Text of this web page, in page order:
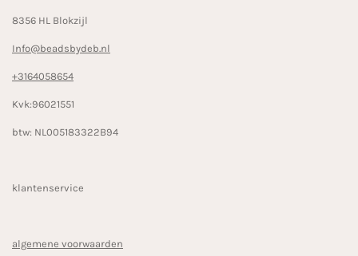
8356 HL Blokzijl
Info@beadsbydeb.nl
+3164058654
Kvk:96021551
btw: NL005183322B94
klantenservice
algemene voorwaarden